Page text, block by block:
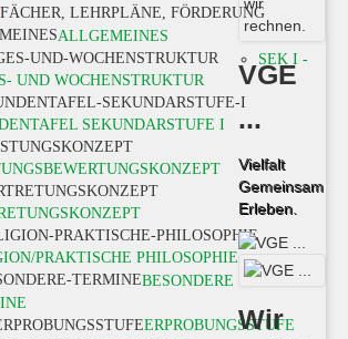
VGE
...
Vielfalt
Gemeinsam
Erleben.
Wir
FÄCHER, LEHRPLÄNE, FÖRDERUNG
ALLGEMEINES
UND WOCHENSTRUKTUR
SEKUNDARSTUFE I
PRAKTISCHE PHILOSOPHIE
BESONDERE
SEK I -
ERPROBUNGSSTUFE